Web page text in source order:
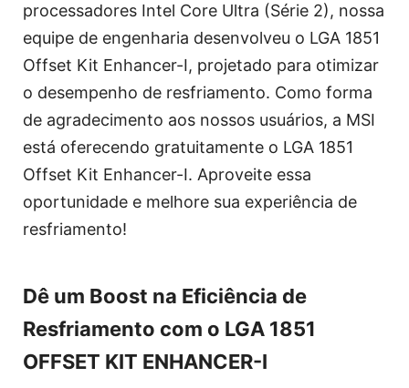
processadores Intel Core Ultra (Série 2), nossa
equipe de engenharia desenvolveu o LGA 1851
Offset Kit Enhancer-I, projetado para otimizar
o desempenho de resfriamento. Como forma
de agradecimento aos nossos usuários, a MSI
está oferecendo gratuitamente o LGA 1851
Offset Kit Enhancer-I. Aproveite essa
oportunidade e melhore sua experiência de
resfriamento!
Dê um Boost na Eficiência de
Resfriamento com o LGA 1851
OFFSET KIT ENHANCER-I